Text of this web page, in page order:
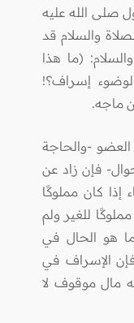
صلى الله عليه
والسلام قد
(ما هذا
إسراف؟!
ماجه.
-والحاجة
فإن زاد عن
كان مملوكًا
للغير ولم
هو الحال في
الإسراف في
مال موقوف لا